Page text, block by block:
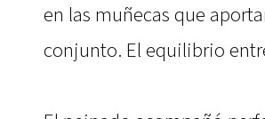
en las muñecas que
conjunto. El equilibrio